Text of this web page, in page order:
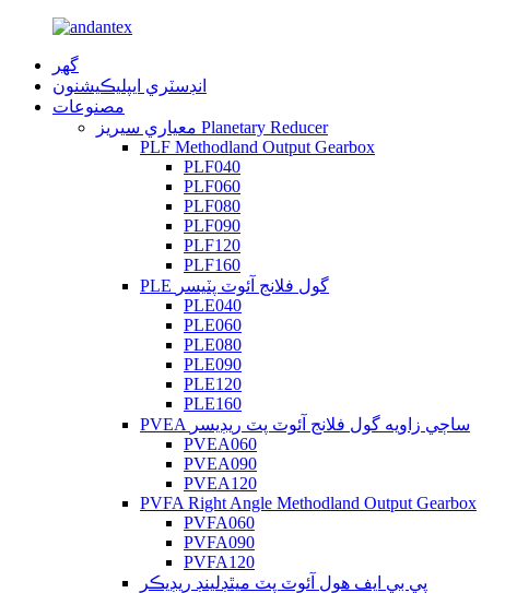
گهر
انڊسٽري ايپليڪيشنون
مصنوعات
معياري سيريز Planetary Reducer
PLF Methodland Output Gearbox
PLF040
PLF060
PLF080
PLF090
PLF120
PLF160
PLE گول فلانج آئوٽ پٽيسر
PLE040
PLE060
PLE080
PLE090
PLE120
PLE160
PVEA ساڄي زاويه گول فلانج آئوٽ پٽ ريڊيسر
PVEA060
PVEA090
PVEA120
PVFA Right Angle Methodland Output Gearbox
PVFA060
PVFA090
PVFA120
پي بي ايف هول آئوٽ پٽ ميٿڊلينڊ ريڊيڪر